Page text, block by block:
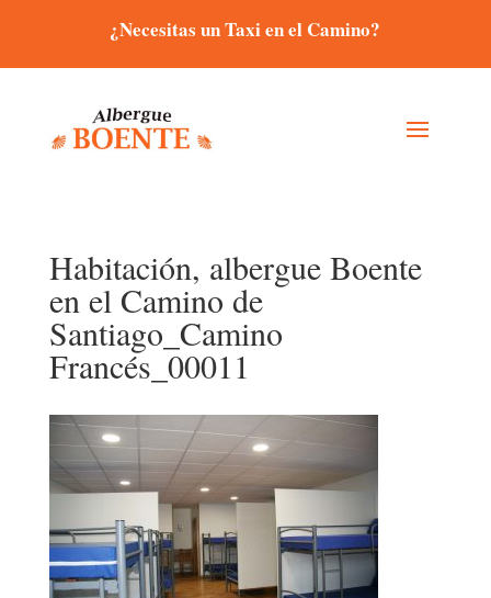
¿Necesitas un Taxi en el Camino?
Habitación, albergue Boente
en el Camino de
Santiago_Camino
Francés_00011